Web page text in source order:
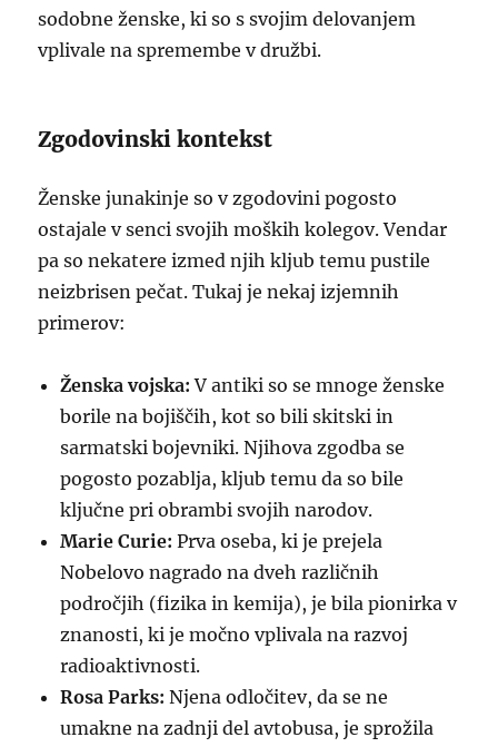
sodobne ženske, ki so s svojim delovanjem
vplivale na spremembe v družbi.
Zgodovinski kontekst
Ženske junakinje so v zgodovini pogosto
ostajale v senci svojih moških kolegov. Vendar
pa so nekatere izmed njih kljub temu pustile
neizbrisen pečat. Tukaj je nekaj izjemnih
primerov:
Ženska vojska: V antiki so se mnoge ženske
borile na bojiščih, kot so bili skitski in
sarmatski bojevniki. Njihova zgodba se
pogosto pozablja, kljub temu da so bile
ključne pri obrambi svojih narodov.
Marie Curie: Prva oseba, ki je prejela
Nobelovo nagrado na dveh različnih
področjih (fizika in kemija), je bila pionirka v
znanosti, ki je močno vplivala na razvoj
radioaktivnosti.
Rosa Parks: Njena odločitev, da se ne
umakne na zadnji del avtobusa, je sprožila